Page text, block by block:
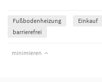
Fußbodenheizung Einkauf
barrierefrei
minimieren